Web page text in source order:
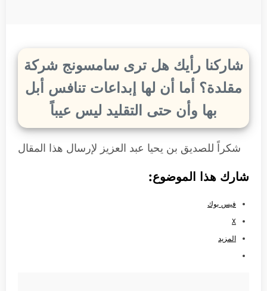
شاركنا رأيك هل ترى سامسونج شركة
مقلدة؟ أما أن لها إبداعات تنافس أبل
بها وأن حتى التقليد ليس عيباً
شكراً للصديق بن يحيا عبد العزيز لإرسال هذا المقال
شارك هذا الموضوع:
فيس بوك
X
المزيد